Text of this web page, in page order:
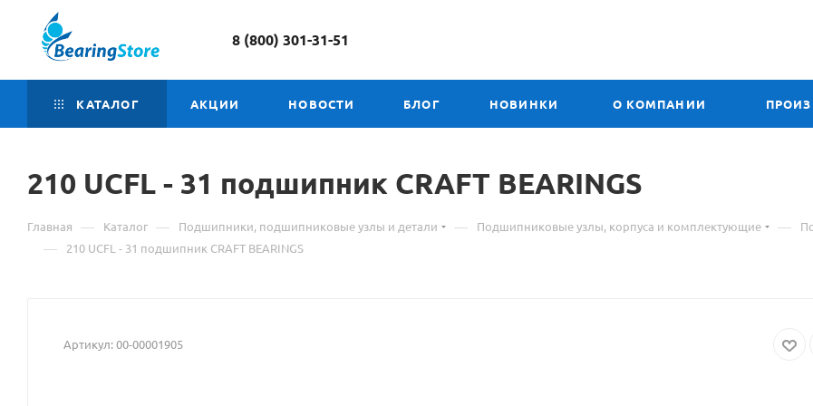
8 (800) 301-31-51
КАТАЛОГ АКЦИИ НОВОСТИ БЛОГ НОВИНКИ О КОМПАНИИ
210 UCFL - 31 подшипник Материал
о
CRAFT BEARINGS
Главная — Каталог — Подшипники, подшипниковые узлы и детали — Подшипниковые узлы, корпуса и комплектующие —
— 210 UCFL - 31 подшипник CRAFT BEARINGS
Артикул:00-00001905